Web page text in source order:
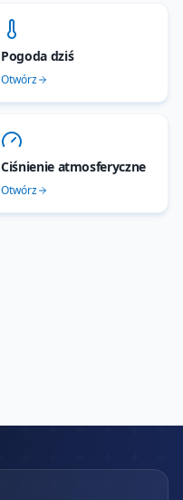
Pogoda dziś
Otwórz
Ciśnienie atmosferyczne
Otwórz